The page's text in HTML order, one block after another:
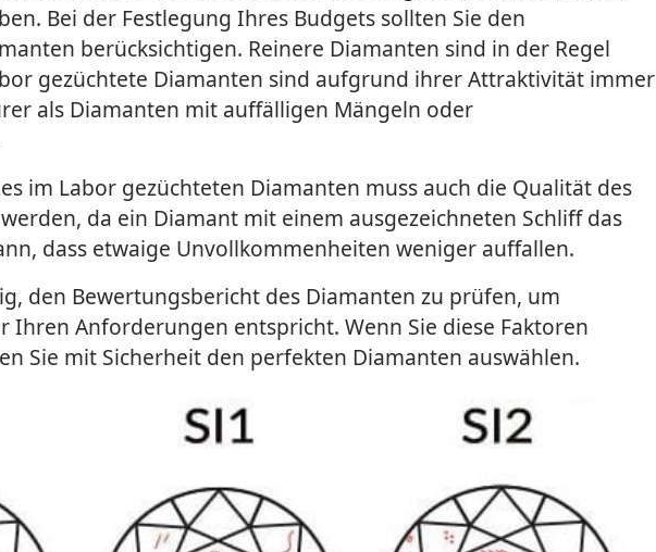
Bei der Festlegung Ihres Budgets sollten Sie den
berücksichtigen. Reinere Diamanten sind in der Regel
gezüchtete Diamanten sind aufgrund ihrer Attraktivität immer
als Diamanten mit auffälligen Mängeln oder
im Labor gezüchteten Diamanten muss auch die Qualität des
da ein Diamant mit einem ausgezeichneten Schliff das
dass etwaige Unvollkommenheiten weniger auffallen.
den Bewertungsbericht des Diamanten zu prüfen, um
Ihren Anforderungen entspricht. Wenn Sie diese Faktoren
Sie mit Sicherheit den perfekten Diamanten auswählen.